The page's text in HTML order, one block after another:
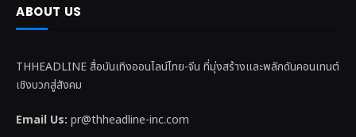
ABOUT US
THHEADLINE สื่อบันเทิงออนไลน์ไทย-จีน ที่มุ่งสร้างและพลักดันคอนเทนต์
เชิงบวกสู่สังคม
Email Us: pr@thheadline-inc.com